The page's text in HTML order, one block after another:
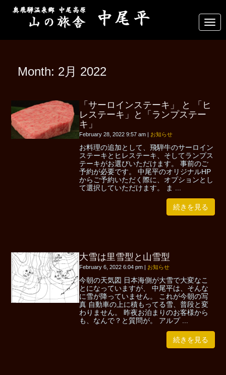
N
a
v
Month: 2月 2022
「サーロインステーキ」 と 「ヒ
レステーキ」と「ランプステー
キ」
February 28, 2022 9:57 am| お知らせ
お料理の追加として、飛騨牛のサーロイン
ステーキとヒレステーキ、そしてランプス
テーキがお選びいただけます。 事前のご
予約が必要です。 中尾平のオリジナルHP
からご予約いただく際に、オプションとし
て選択していただけます。 ま ...
続きを見る
大雪は里雪型と山雪型
February 6, 2022 6:04 pm| お知らせ
今朝の天気図 日本海側が大雪で大変なこ
とになっていますが、 中尾平は、そんな
に雪が降っていません。 これが今朝の写
真 自動車の上に積もってる雪、普段と変
わりません。 昨夜お泊まりのお客様から
も、なんで？と質問が。 アルプ ...
続きを見る